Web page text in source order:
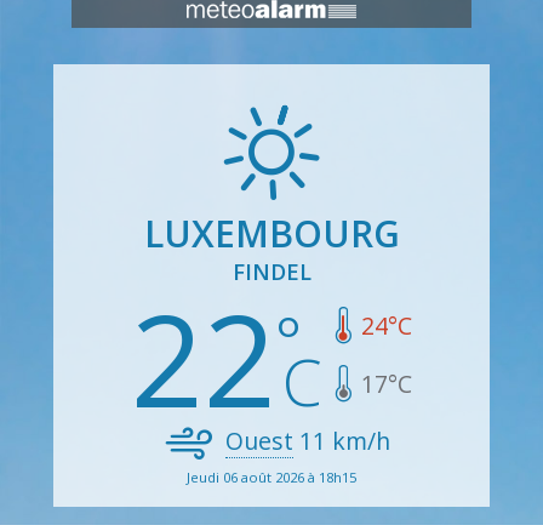
LUXEMBOURG
FINDEL
22 24°C
17°C
Ouest 11 km/h
Jeudi 06 août 2026 à 18h15